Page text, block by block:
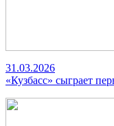
31.03.2026
«Кузбасс» сыграет